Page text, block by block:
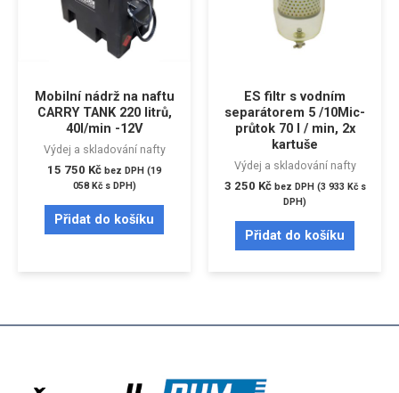
Mobilní nádrž na naftu
CARRY TANK 220 litrů,
40l/min -12V
Výdej a skladování nafty
15 750 Kč bez DPH (19
058 Kčs DPH)
Přidat do košíku
ES filtr s vodním
separátorem 5 /10Mic-
průtok 70 l / min, 2x
kartuše
Výdej a skladování nafty
3 250 Kč bez DPH (3 933 Kčs
DPH)
Přidat do košíku